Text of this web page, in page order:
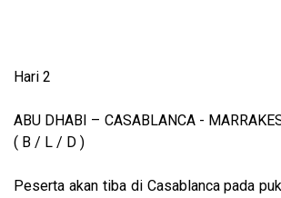
Hari 2
ABU DHABI – CASABLANCA -
( B / L / D )
Peserta akan tiba di Casablanca pada